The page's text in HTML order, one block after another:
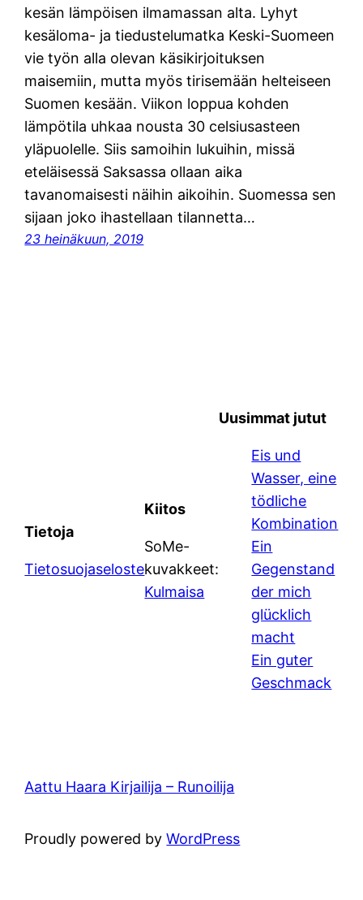
kesän lämpöisen ilmamassan alta. Lyhyt
kesäloma- ja tiedustelumatka Keski-Suomeen
vie työn alla olevan käsikirjoituksen
maisemiin, mutta myös tirisemään helteiseen
Suomen kesään. Viikon loppua kohden
lämpötila uhkaa nousta 30 celsiusasteen
yläpuolelle. Siis samoihin lukuihin, missä
eteläisessä Saksassa ollaan aika
tavanomaisesti näihin aikoihin. Suomessa sen
sijaan joko ihastellaan tilannetta…
23 heinäkuun, 2019
Tietoja
Tietosuojaseloste
Kiitos
SoMe-
kuvakkeet:
Kulmaisa
Uusimmat jutut
Eis und
Wasser, eine
tödliche
Kombination
Ein
Gegenstand
der mich
glücklich
macht
Ein guter
Geschmack
Aattu Haara Kirjailija – Runoilija
Proudly powered byWordPress